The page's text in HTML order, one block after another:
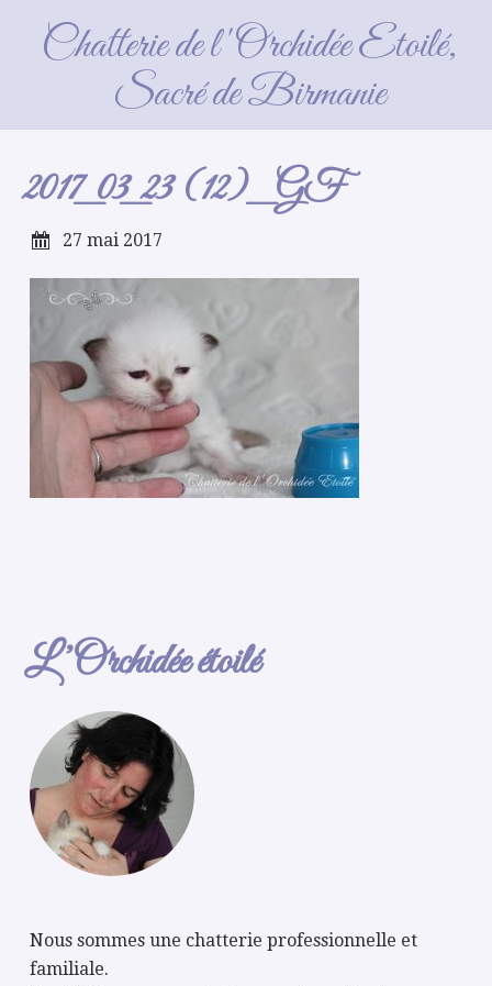
Chatterie de l'Orchidée Etoilé,
Sacré de Birmanie
2017_03_23 (12)_GF
2017_03_23 (12)_GF
27 mai 2017
L’Orchidée étoilé
Nous sommes une chatterie professionnelle et
familiale.